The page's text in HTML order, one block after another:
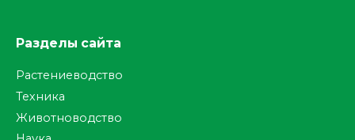
Разделы сайта
Растениеводство
Техника
Животноводство